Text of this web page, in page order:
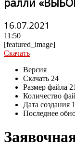
16.07.2021
11:50
[featured_image]
Скачать
Версия
Скачать 24
Размер файла
Количество
Дата создания
Последнее